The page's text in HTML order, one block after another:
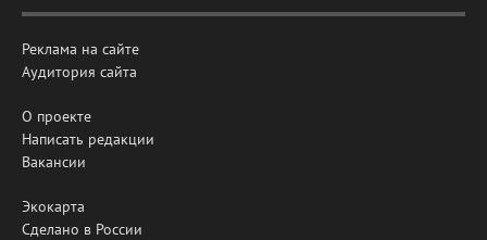
Реклама на сайте
Аудитория сайта
О проекте
Написать редакции
Вакансии
Экокарта
Сделано в России